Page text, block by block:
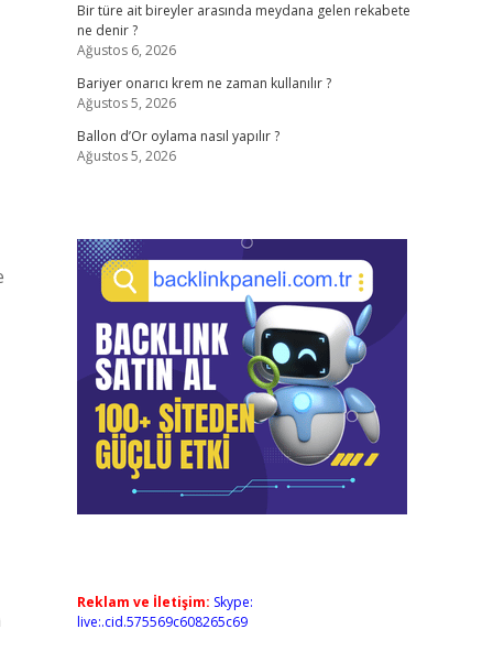
Bir türe ait bireyler arasında meydana gelen rekabete
ne denir ?
Ağustos 6, 2026
Bariyer onarıcı krem ne zaman kullanılır ?
Ağustos 5, 2026
Ballon d’Or oylama nasıl yapılır ?
Ağustos 5, 2026
Reklam ve İletişim: Skype:
live:.cid.575569c608265c69